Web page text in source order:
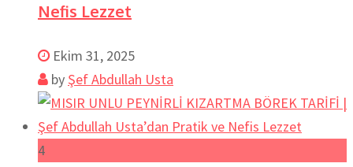
Nefis Lezzet
Ekim 31, 2025
by Şef Abdullah Usta
4